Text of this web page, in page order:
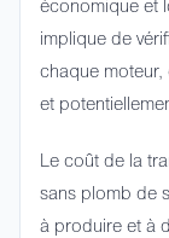
économique et
implique de
chaque
et
Le coût de la
sans plomb de
à produire et à